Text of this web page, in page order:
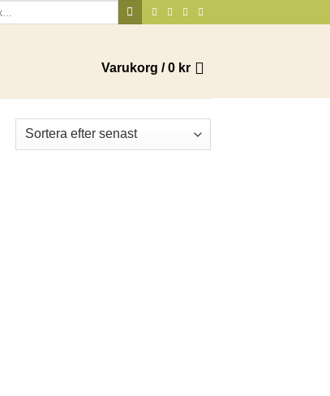
Varukorg /0 kr